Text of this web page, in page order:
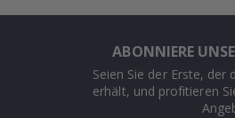
ABONNIERE
Seien Sie der Erste, der
erhält, und profitieren